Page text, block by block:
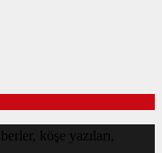
köşe yazıları,